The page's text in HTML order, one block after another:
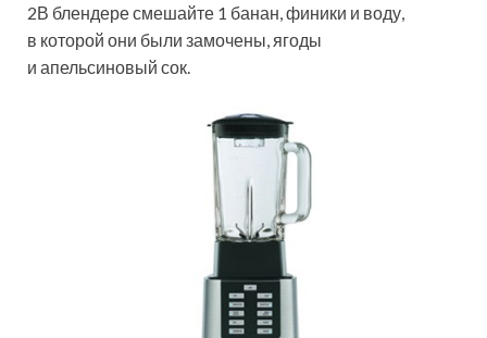
2В блендере смешайте 1 банан, финики и воду,
в которой они были замочены, ягоды
и апельсиновый сок.